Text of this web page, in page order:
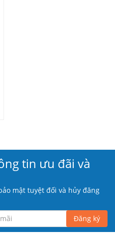
tin ưu đãi và
mật tuyệt đối và hủy đăng
Đăng ký